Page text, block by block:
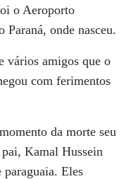
o Aeroporto
onde nasceu.
vários amigos que o
com ferimentos
da morte seu
Kamal Hussein
Eles